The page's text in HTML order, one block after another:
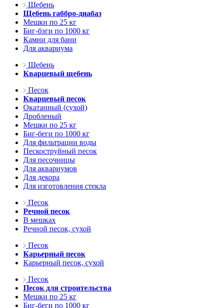
Щебень
Щебень габбро-диабаз
Мешки по 25 кг
Биг-бэги по 1000 кг
Камни для бани
Для аквариума
Щебень
Кварцевый щебень
Песок
Кварцевый песок
Окатанный (сухой)
Дробленый
Мешки по 25 кг
Биг-беги по 1000 кг
Для фильтрации воды
Пескоструйный песок
Для песочницы
Для аквариумов
Для декора
Для изготовления стекла
Песок
Речной песок
В мешках
Речной песок, сухой
Песок
Карьерный песок
Карьерный песок, сухой
Песок
Песок для строительства
Мешки по 25 кг
Биг-беги по 1000 кг